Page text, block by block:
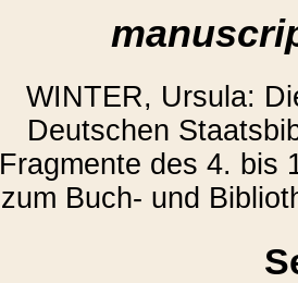
WINTER, Ursula:
Deutschen
Fragmente des 4. bis
zum Buch- und